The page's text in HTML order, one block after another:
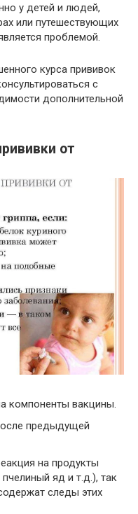
у детей и людей,
или путешествующих
проблемой.
курса прививок
с
дополнительной
от
компоненты вакцины.
предыдущей
на продукты
яд и т.д.), так
следы этих